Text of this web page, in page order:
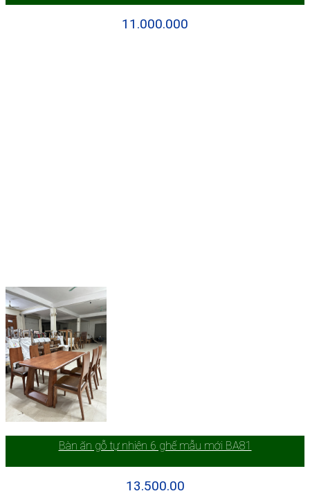
11.000.000
Bàn ăn gỗ tự nhiên 6 ghế mẫu mới BA81
13.500.00